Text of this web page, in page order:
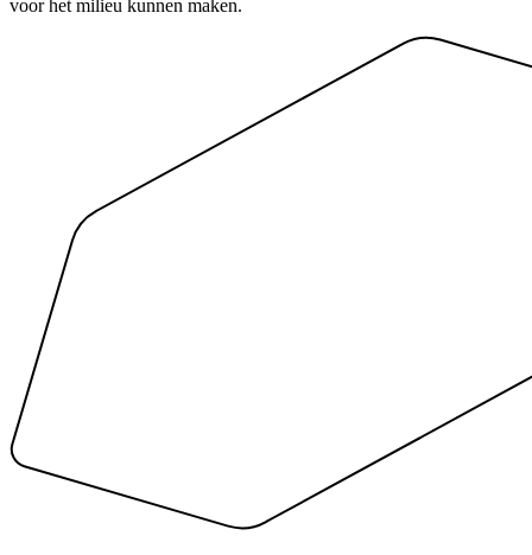
voor het milieu kunnen maken.